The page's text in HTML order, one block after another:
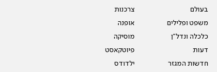
בעולם
משפט ופלילים
כלכלה ונדל"ן
דעות
חדשות המגזר
צרכנות
אופנה
מוסיקה
פיוטקאסט
ילדודס